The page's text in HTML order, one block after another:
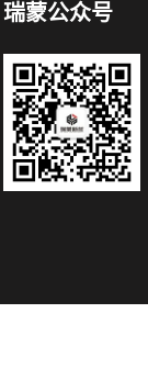
瑞蒙公众号